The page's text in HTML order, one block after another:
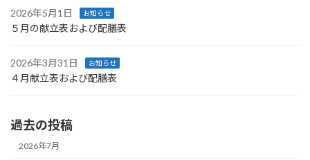
2026年5月1日 お知らせ
５月の献立表および配膳表
2026年3月31日 お知らせ
４月献立表および配膳表
過去の投稿
2026年7月